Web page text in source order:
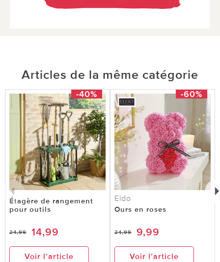
Articles de la même catégorie
-40%
Étagère de rangement
pour outils
24,99 14,99
Voir l’article
-60%
Eldo
Ours en roses
24,99 9,99
Voir l’article